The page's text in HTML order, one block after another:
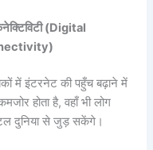
(Digital
में इंटरनेट की पहुँच बढ़ाने में
होता है, वहाँ भी लोग
दुनिया से जुड़ सकेंगे।